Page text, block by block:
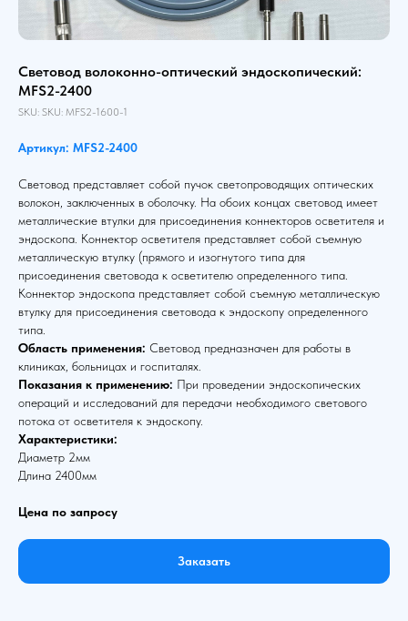
Световод волоконно-оптический эндоскопический:
MFS2-2400
SKU: SKU: MFS2-1600-1
Артикул: MFS2-2400
Световод представляет собой пучок светопроводящих оптических
волокон, заключенных в оболочку. На обоих концах световод имеет
металлические втулки для присоединения коннекторов осветителя и
эндоскопа. Коннектор осветителя представляет собой съемную
металлическую втулку (прямого и изогнутого типа для
присоединения световода к осветителю определенного типа.
Коннектор эндоскопа представляет собой съемную металлическую
втулку для присоединения световода к эндоскопу определенного
типа.
Область применения: Световод предназначен для работы в
клиниках, больницах и госпиталях.
Показания к применению: При проведении эндоскопических
операций и исследований для передачи необходимого светового
потока от осветителя к эндоскопу.
Характеристики:
Диаметр 2мм
Длина 2400мм
Цена по запросу
Заказать